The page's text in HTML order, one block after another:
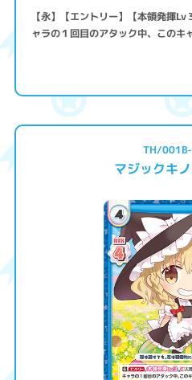
【永】【エントリー】【本領発揮
ャラの１回目のアタック中、このキ
TH/
マジックキ